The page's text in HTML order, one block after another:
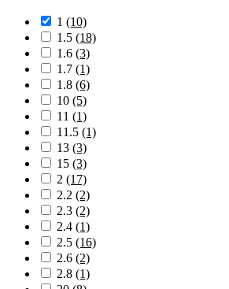
1 (10)
1.5 (18)
1.6 (3)
1.7 (1)
1.8 (6)
10 (5)
11 (1)
11.5 (1)
13 (3)
15 (3)
2 (17)
2.2 (2)
2.3 (2)
2.4 (1)
2.5 (16)
2.6 (2)
2.8 (1)